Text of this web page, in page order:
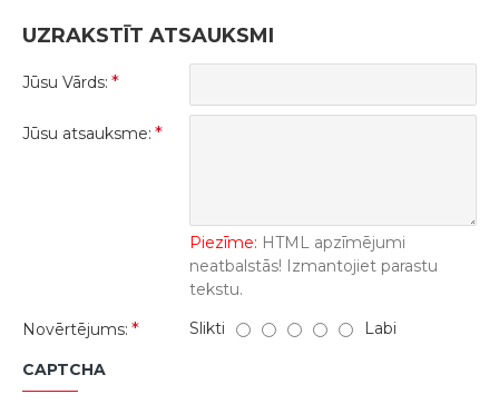
UZRAKSTĪT ATSAUKSMI
Jūsu Vārds:
Jūsu atsauksme:
Piezīme: HTML apzīmējumi
neatbalstās! Izmantojiet parastu
tekstu.
Novērtējums:
Slikti Labi
CAPTCHA